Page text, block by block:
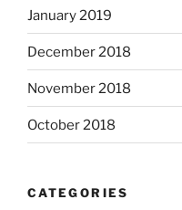
January 2019
December 2018
November 2018
October 2018
CATEGORIES